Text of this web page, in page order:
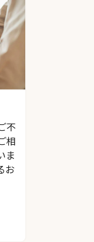
不
相
ま
お